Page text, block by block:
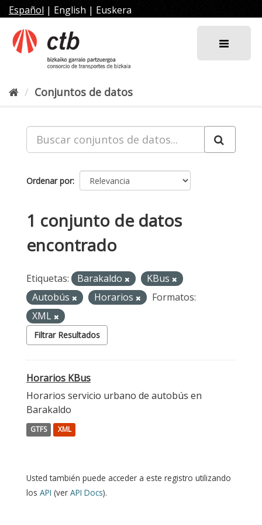
al
contenido
Español | English | Euskera
Conjuntos de datos
Ordenar por
1 conjunto de datos
encontrado
Etiquetas: Barakaldo
KBus
Autobús
Horarios
Formatos:
XML
Filtrar Resultados
Horarios KBus
Horarios servicio urbano de autobús en
Barakaldo
GTFS XML
Usted también puede acceder a este registro utilizando
los API (ver API Docs).